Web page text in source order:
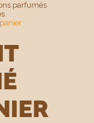
parfumés